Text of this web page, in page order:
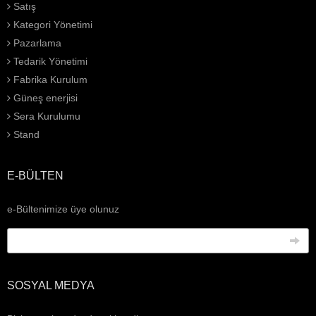
Satış
Kategori Yönetimi
Pazarlama
Tedarik Yönetimi
Fabrika Kurulum
Güneş enerjisi
Sera Kurulumu
Stand
E-BÜLTEN
e-Bültenimize üye olunuz
SOSYAL MEDYA